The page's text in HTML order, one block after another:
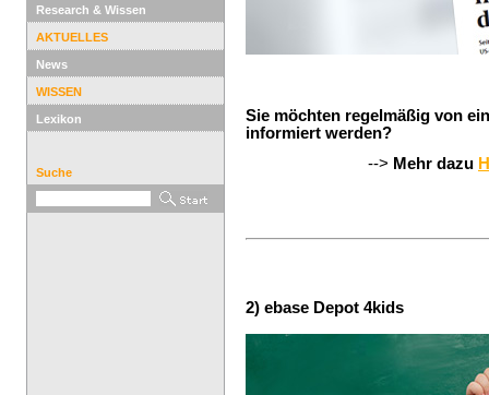
Research & Wissen
AKTUELLES
News
WISSEN
Lexikon
Suche
Sie möchten regelmäßig von
informiert werden?
--> Mehr dazu
2) ebase Depot 4kids